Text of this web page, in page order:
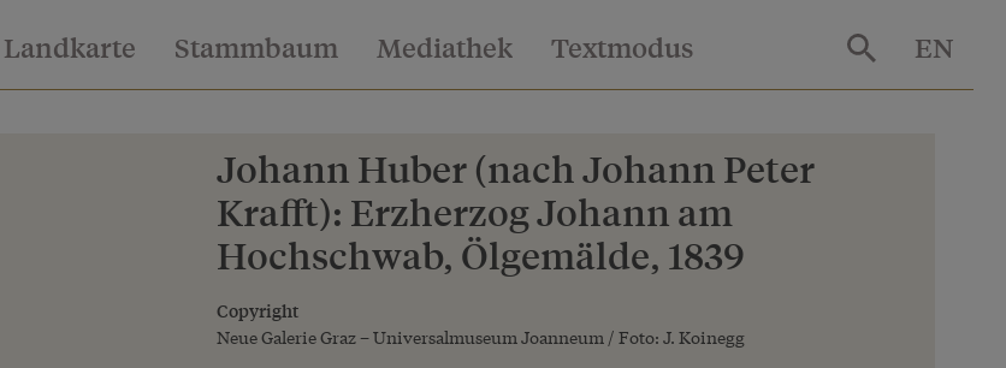
Landkarte Stammbaum Mediathek Textmodus EN
Johann Huber (nach Johann Peter
Krafft): Erzherzog Johann am
Hochschwab, Ölgemälde, 1839
Copyright
Neue Galerie Graz – Universalmuseum Joanneum / Foto: J. Koinegg